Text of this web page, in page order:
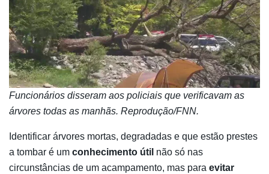
Funcionários disseram aos policiais que verificavam as
árvores todas as manhãs. Reprodução/FNN.
Identificar árvores mortas, degradadas e que estão prestes
a tombar é um conhecimento útil não só nas
circunstâncias de um acampamento, mas para evitar